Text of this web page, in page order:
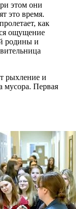
этом они
это время.
как
ощущение
родины и
рыхление и
мусора. Первая